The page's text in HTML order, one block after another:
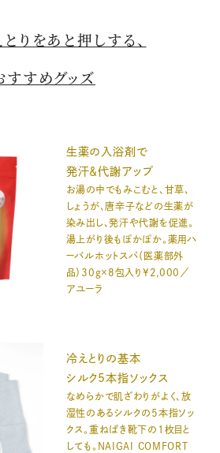
りをあと押しする、
すすめグッズ
生薬の入浴剤で
発汗＆代謝アップ
お湯の中でもみこむと、甘草、
しょうが、唐辛子などの生薬が
染み出し、発汗や代謝を促進。
湯上がり後もぽかぽか。薬用ハ
ーバルホットスパ（医薬部外
品）30g×8包入り¥2,000／
アユーラ
冷えとりの基本
シルク5本指ソックス
なめらかで肌ざわりがよく、放
湿性のあるシルクの5本指ソッ
クス。重ねばき靴下の1枚目と
しても。NAIGAI COMFORT